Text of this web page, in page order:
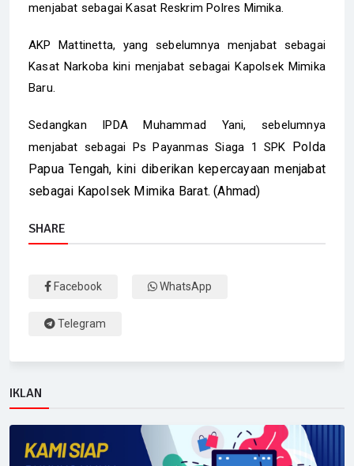
menjabat sebagai Kasat Reskrim Polres Mimika.
AKP Mattinetta, yang sebelumnya menjabat sebagai
Kasat Narkoba kini menjabat sebagai Kapolsek Mimika
Baru.
Sedangkan IPDA Muhammad Yani, sebelumnya
menjabat sebagai Ps Payanmas Siaga 1 SPK
Polda
Papua Tengah, kini diberikan kepercayaan menjabat
sebagai Kapolsek Mimika Barat. (Ahmad)
SHARE
Facebook WhatsApp
Telegram
IKLAN